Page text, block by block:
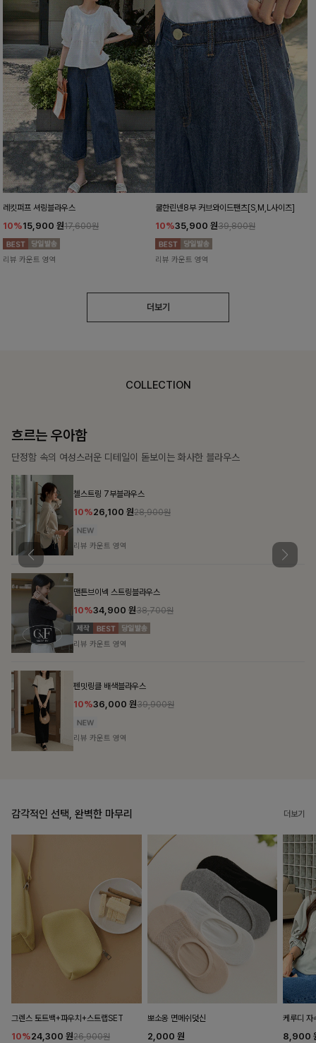
레킷퍼프 셔링블라우스
10%15,900 원17,600원
리뷰 카운트 영역
쿨한린넨8부 커브와이드팬츠[S,M,L사이즈]
10%35,900 원39,800원
리뷰 카운트 영역
더보기
COLLECTION
가벼운 계절감
탄탄한 소재와 깔끔한 핏, 매일 손이 가는 데일리 티셔츠
15,300
20,700
리뷰 카운트 영역
16,200 17,900원
감각적인 선택, 완벽한 마무리 더보기
그렌스 토트백+파우치+스트랩SET
10%24,300 원26,900원
뽀소옹 면메쉬덧신
2,000 원
케루디 자
8,900